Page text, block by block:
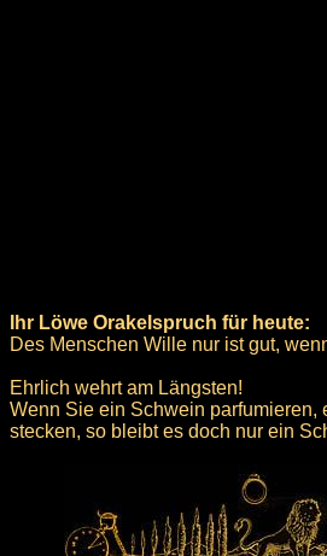
Ihr Löwe Orakelspruch für heute:
Des Menschen Wille nur ist gut,
Ehrlich wehrt am Längsten!
Wenn Sie ein Schwein parfumieren,
stecken, so bleibt es doch nur ein